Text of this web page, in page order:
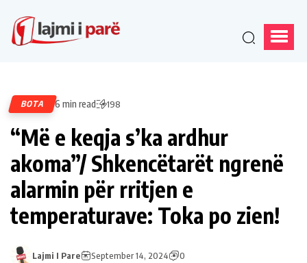
BOTA 6 min read 198
“Më e keqja s’ka ardhur
akoma”/ Shkencëtarët ngrenë
alarmin për rritjen e
temperaturave: Toka po zien!
Lajmi I Pare September 14, 2024 0